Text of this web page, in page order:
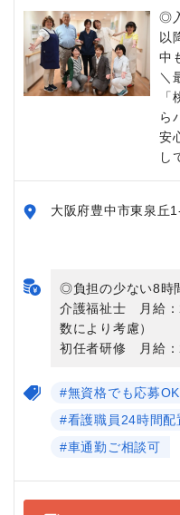
◎
以
中
＼
ら
安
し
大阪府豊中市東泉丘
◎負担の少ない8時
介護福祉士 月給
数により考慮）
初任者研修 月給：
#無資格でも応募OK
#看護職員24時間配
#車通勤ご相談可